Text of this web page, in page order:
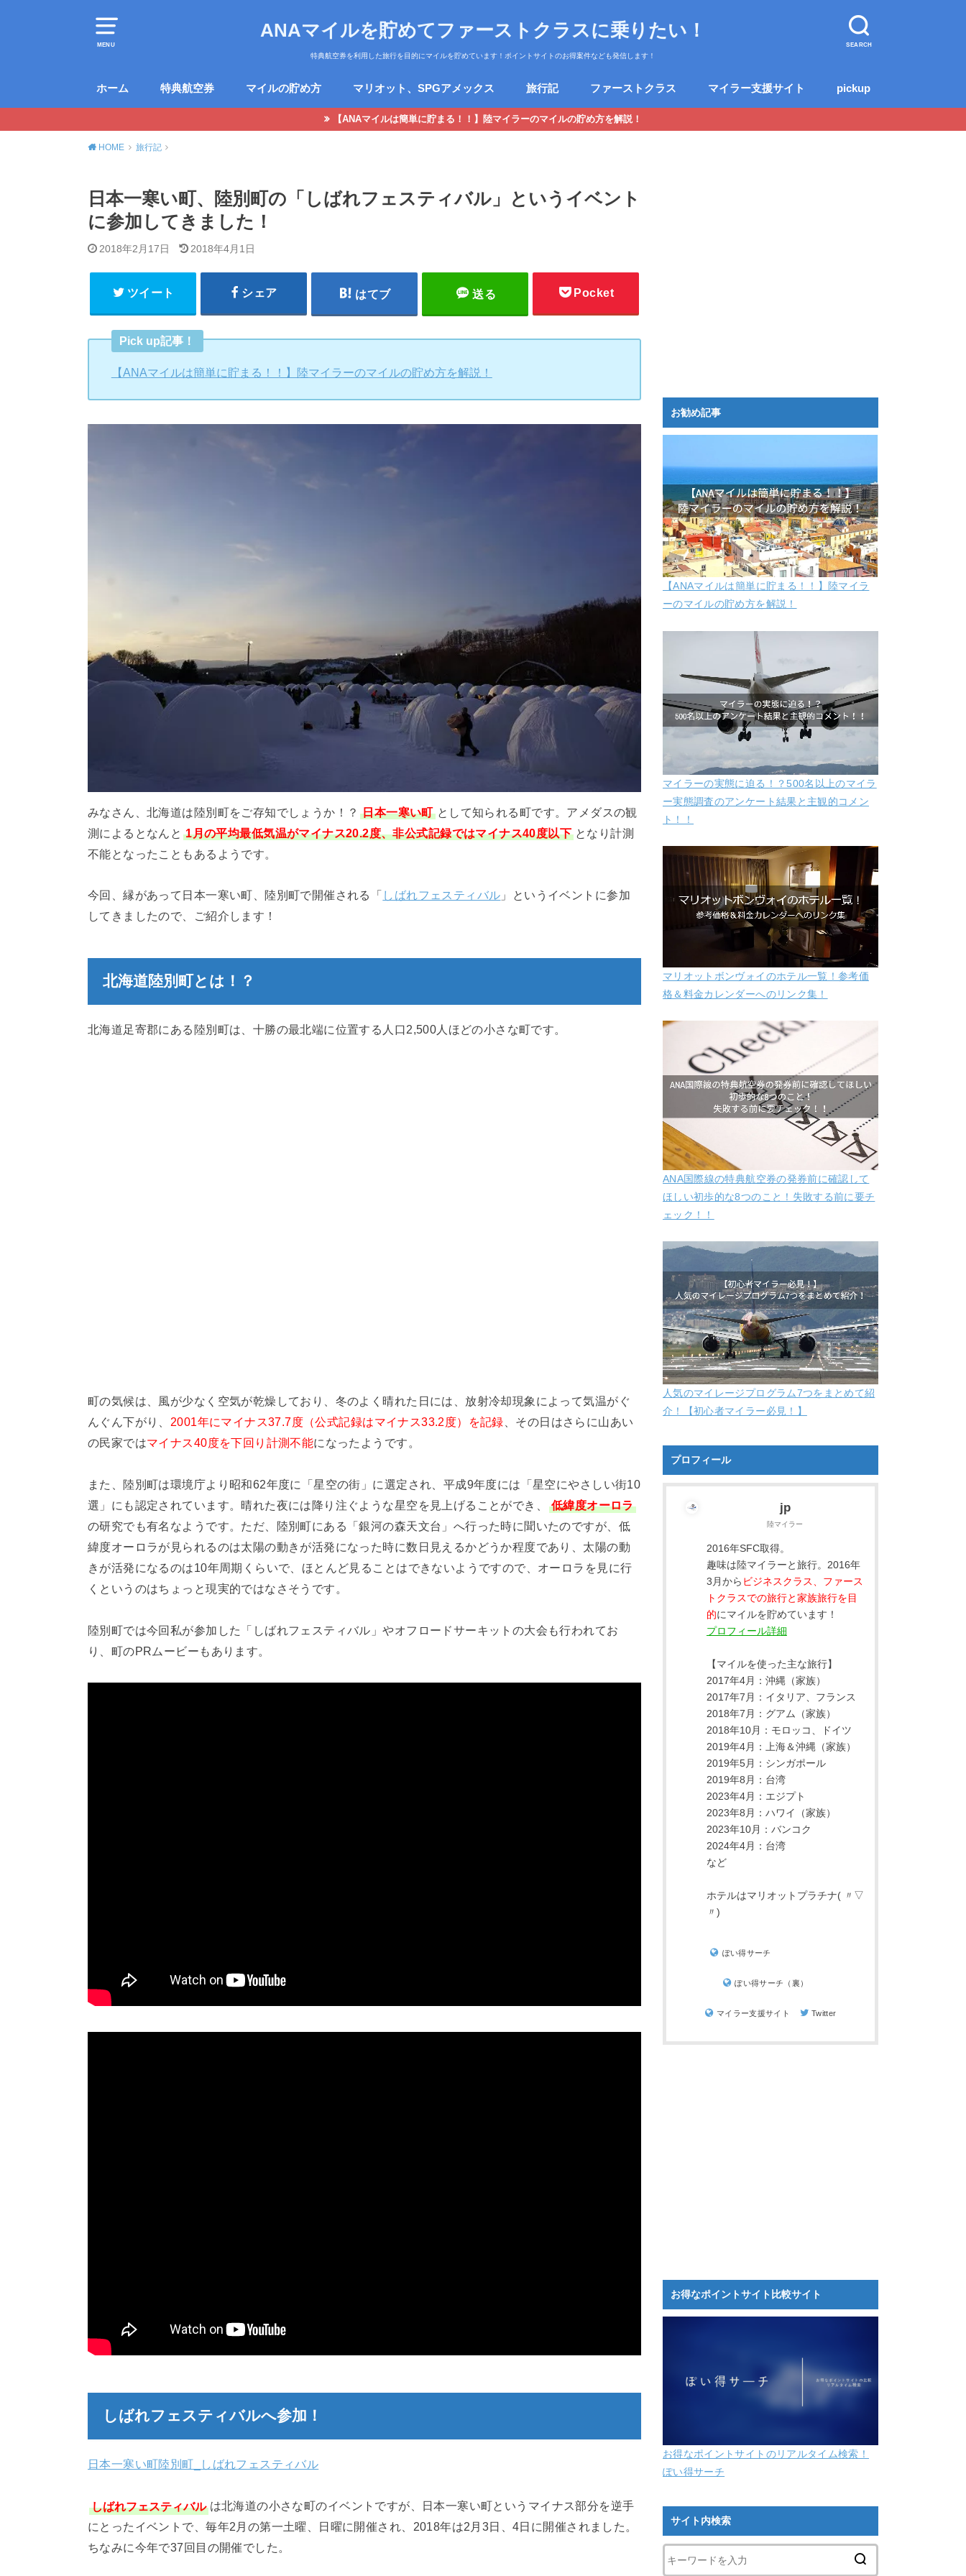
MENU SEARCH
ANAマイルを貯めてファーストクラスに乗りたい！
特典航空券を利用した旅行を目的にマイルを貯めています！ポイントサイトのお得案件なども発信します！
ホーム 特典航空券 マイルの貯め方 マリオット、SPGアメックス 旅行記 ファーストクラス マイラー支援サイト pickup
【ANAマイルは簡単に貯まる！！】陸マイラーのマイルの貯め方を解説！
HOME 旅行記
日本一寒い町、陸別町の「しばれフェスティバル」というイベント
に参加してきました！
2018年2月17日 2018年4月1日
ツイート シェア はてブ 送る Pocket
Pick up記事！
【ANAマイルは簡単に貯まる！！】陸マイラーのマイルの貯め方を解説！
みなさん、北海道は陸別町をご存知でしょうか！？ 日本一寒い町 として知られる町です。アメダスの観
測によるとなんと 1月の平均最低気温がマイナス20.2度、非公式記録ではマイナス40度以下 となり計測
不能となったこともあるようです。
今回、縁があって日本一寒い町、陸別町で開催される「 しばれフェスティバル 」というイベントに参加
してきましたので、ご紹介します！
北海道陸別町とは！？
北海道足寄郡にある陸別町は、十勝の最北端に位置する人口2,500人ほどの小さな町です。
町の気候は、風が少なく空気が乾燥しており、冬のよく晴れた日には、放射冷却現象によって気温がぐ
んぐん下がり、 2001年にマイナス37.7度（公式記録はマイナス33.2度）を記録 、その日はさらに山あい
の民家ではマイナス40度を下回り計測不能になったようです。
また、陸別町は環境庁より昭和62年度に「星空の街」に選定され、平成9年度には「星空にやさしい街10
選」にも認定されています。晴れた夜には降り注ぐような星空を見上げることができ、
低緯度オーロラ
の研究でも有名なようです。ただ、陸別町にある「銀河の森天文台」へ行った時に聞いたのですが、低
緯度オーロラが見られるのは太陽の動きが活発になった時に数日見えるかどうか程度であり、太陽の動
きが活発になるのは10年周期くらいで、ほとんど見ることはできないようですので、オーロラを見に行
くというのはちょっと現実的ではなさそうです。
陸別町では今回私が参加した「しばれフェスティバル」やオフロードサーキットの大会も行われてお
り、町のPRムービーもあります。
しばれフェスティバルへ参加！
日本一寒い町陸別町_しばれフェスティバル
しばれフェスティバル は北海道の小さな町のイベントですが、日本一寒い町というマイナス部分を逆手
にとったイベントで、毎年2月の第一土曜、日曜に開催され、2018年は2月3日、4日に開催されました。
ちなみに今年で37回目の開催でした。
お勧め記事
【ANAマイルは簡単に貯まる！！】陸マイラ
ーのマイルの貯め方を解説！
マイラーの実態に迫る！？500名以上のマイラ
ー実態調査のアンケート結果と主観的コメン
ト！！
マリオットボンヴォイのホテル一覧！参考価
格＆料金カレンダーへのリンク集！
ANA国際線の特典航空券の発券前に確認して
ほしい初歩的な8つのこと！失敗する前に要チ
ェック！！
人気のマイレージプログラム7つをまとめて紹
介！【初心者マイラー必見！】
プロフィール
jp
陸マイラー
2016年SFC取得。
趣味は陸マイラーと旅行。2016年
3月から ビジネスクラス、ファース
トクラスでの旅行と家族旅行を目
的にマイルを貯めています！
プロフィール詳細
【マイルを使った主な旅行】
2017年4月：沖縄（家族）
2017年7月：イタリア、フランス
2018年7月：グアム（家族）
2018年10月：モロッコ、ドイツ
2019年4月：上海＆沖縄（家族）
2019年5月：シンガポール
2019年8月：台湾
2023年4月：エジプト
2023年8月：ハワイ（家族）
2023年10月：バンコク
2024年4月：台湾
など
ホテルはマリオットプラチナ( 〃▽
〃)
ぽい得サーチ
ぽい得サーチ（裏）
マイラー支援サイト Twitter
お得なポイントサイト比較サイト
お得なポイントサイトのリアルタイム検索！
ぽい得サーチ
サイト内検索